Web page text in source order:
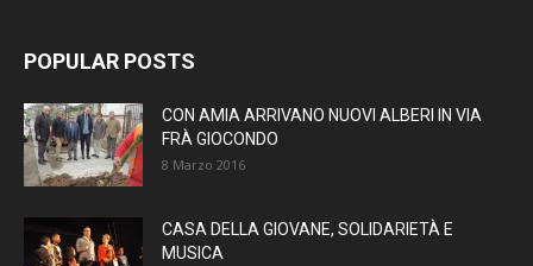
POPULAR POSTS
CON AMIA ARRIVANO NUOVI ALBERI IN VIA
FRÀ GIOCONDO
8 Marzo 2016
CASA DELLA GIOVANE, SOLIDARIETÀ E
MUSICA